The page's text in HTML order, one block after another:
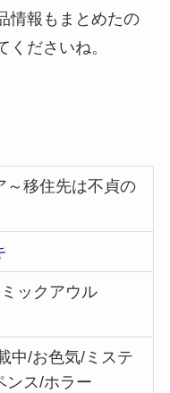
情報もまとめたの
ださいね。
～移住先は不貞の
ックアウル
中/お色気/ミステ
ンス/ホラー